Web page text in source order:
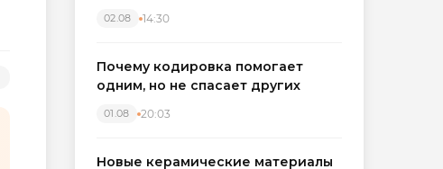
02.08 14:30
Почему кодировка помогает
одним, но не спасает других
01.08 20:03
Новые керамические материалы